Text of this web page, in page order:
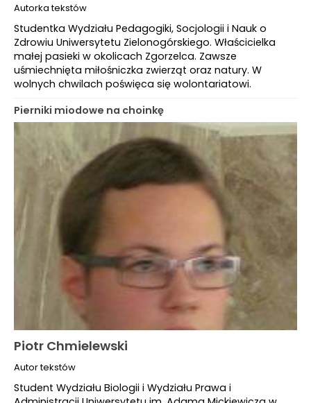
Autorka tekstów
Studentka Wydziału Pedagogiki, Socjologii i Nauk o
Zdrowiu Uniwersytetu Zielonogórskiego. Właścicielka
małej pasieki w okolicach Zgorzelca. Zawsze
uśmiechnięta miłośniczka zwierząt oraz natury. W
wolnych chwilach poświęca się wolontariatowi.
Pierniki miodowe na choinkę
Piotr Chmielewski
Autor tekstów
Student Wydziału Biologii i Wydziału Prawa i